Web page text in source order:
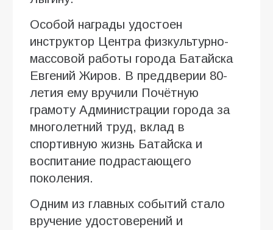
Особой награды удостоен
инструктор Центра физкультурно-
массовой работы города Батайска
Евгений Жиров. В преддверии 80-
летия ему вручили Почётную
грамоту Администрации города за
многолетний труд, вклад в
спортивную жизнь Батайска и
воспитание подрастающего
поколения.
Одним из главных событий стало
вручение удостоверений и